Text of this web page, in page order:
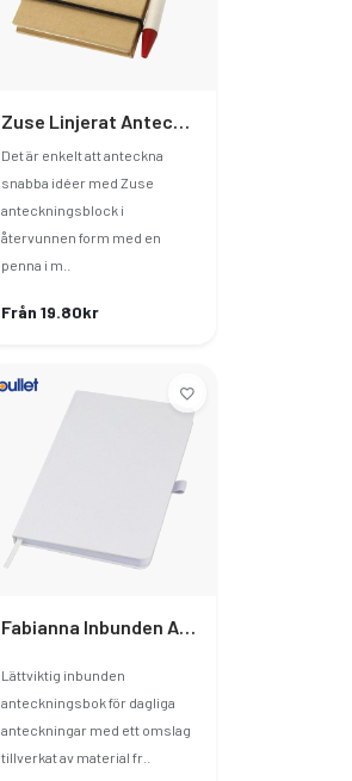
Det är enkelt att anteckna
snabba idéer med Zuse
anteckningsblock i
återvunnen form med en
penna i m..
Från 19.80kr
Fabianna Inbunden Anteckningsbok Av Återvunnet Papper
Lättviktig inbunden
anteckningsbok för dagliga
anteckningar med ett omslag
tillverkat av material fr..